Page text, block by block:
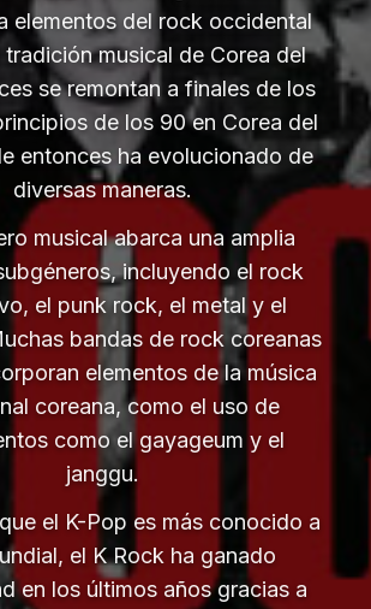
elementos del rock occidental
tradición musical de Corea del
se remontan a finales de los
de los 90 en Corea del
entonces ha evolucionado de
diversas maneras.
musical abarca una amplia
incluyendo el rock
el punk rock, el metal y el
bandas de rock coreanas
elementos de la música
coreana, como el uso de
como el gayageum y el
janggu.
el K-Pop es más conocido a
el K Rock ha ganado
en los últimos años gracias a